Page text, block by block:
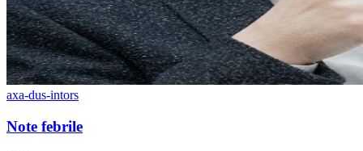
axa-dus-intors
Note febrile